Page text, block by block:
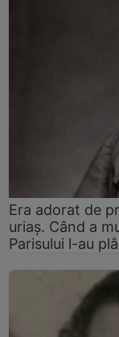
Era adorat de
uriaș. Când a
Parisului l-au